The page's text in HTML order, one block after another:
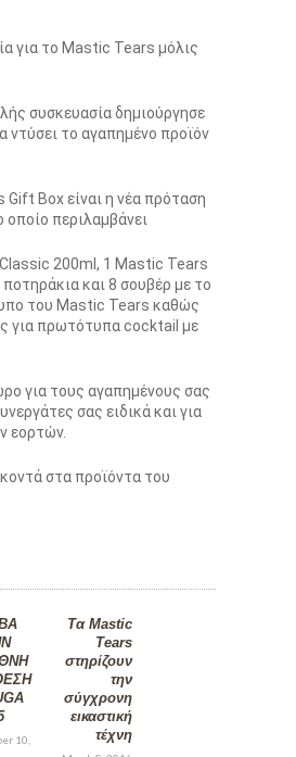
για το Mastic Tears μόλις
συσκευασία δημιούργησε
ντύσει το αγαπημένο προϊόν
Box είναι η νέα πρόταση
οποίο περιλαμβάνει
200ml, 1 Mastic Tears
ποτηράκια και 8 σουβέρ με το
του Mastic Tears καθώς
για πρωτότυπα cocktail με
για τους αγαπημένους σας
σας ειδικά και για
εορτών.
στα προϊόντα του
10,
Τα Mastic
Tears
στηρίζουν
την
σύγχρονη
εικαστική
τέχνη